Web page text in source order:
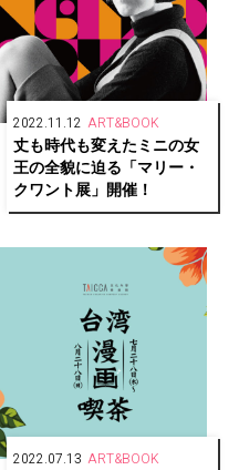
2022.11.12 ART&BOOK
丈も時代も変えたミニの女
王の全貌に迫る「マリー・
クワント展」開催！
2022.07.13 ART&BOOK